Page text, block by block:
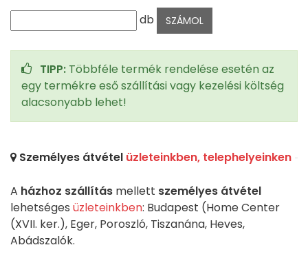
db
TIPP: Többféle termék rendelése esetén az
egy termékre eső szállítási vagy kezelési költség
alacsonyabb lehet!
Személyes átvétel üzleteinkben, telephelyeinken
A házhoz szállítás mellett személyes átvétel
lehetséges üzleteinkben: Budapest (Home Center
(XVII. ker.), Eger, Poroszló, Tiszanána, Heves,
Abádszalók.